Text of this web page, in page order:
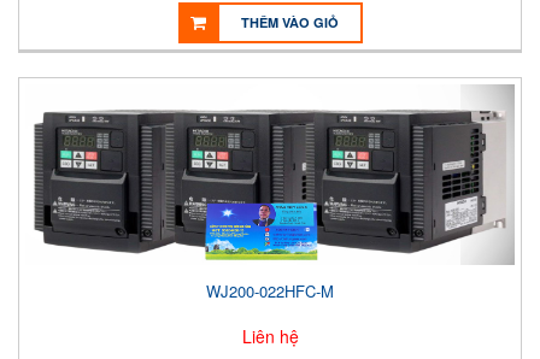
THÊM VÀO GIỎ
WJ200-022HFC-M
Liên hệ